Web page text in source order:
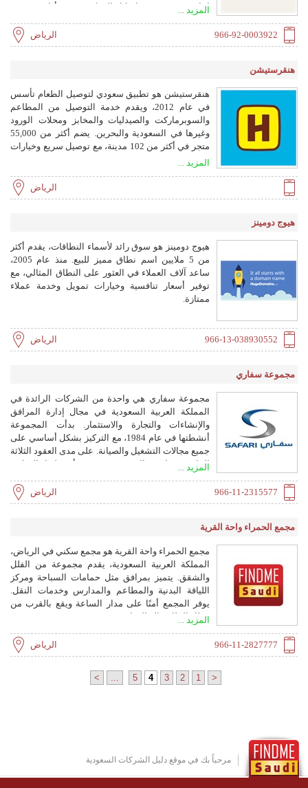
إعادة تعريف تجربة امتلاك المركبة — من أول يوم حتى
المزيد ...
966-92-0003922 الرياض
هنقرستيشن
هنقرستيشن هو تطبيق سعودي لتوصيل الطعام تأسس
في عام 2012، ويقدم خدمة التوصيل من المطاعم
والسوبرماركت والصيدليات والمخابز ومحلات الورود
وغيرها في السعودية والبحرين. يضم أكثر من 55,000
متجر في أكثر من 102 مدينة، مع توصيل سريع وخيارات
دفع متعددة.
المزيد ...
الرياض
هيوج دومينز
هيوج دومينز هو سوق رائد لأسماء النطاقات، يقدم أكثر
من 5 ملايين اسم نطاق مميز للبيع. منذ عام 2005،
ساعد آلاف العملاء في العثور على النطاق المثالي، مع
توفير أسعار تنافسية وخيارات تمويل وخدمة عملاء
ممتازة.
966-13-038930552 الرياض
مجموعة سفاري
مجموعة سفاري هي واحدة من الشركات الرائدة في
المملكة العربية السعودية في مجال إدارة المرافق
والإنشاءات والتجارة والاستثمار. بدأت المجموعة
أنشطتها في عام 1984، مع التركيز بشكل أساسي على
جميع مجالات التشغيل والصيانة. على مدى العقود الثلاثة
الماضية، قامت المجموعة بتنويع أنشطتها التجارية
السيارات، والاتصالات، والفنادق، والمطاعم، والملابس
والأزياء، وخدمات السفر والسياحة، ومرافق الرعاية
المزيد ...
966-11-2315577 الرياض
مجمع الحمراء واحة القرية
مجمع الحمراء واحة القرية هو مجمع سكني في الرياض،
المملكة العربية السعودية، يقدم مجموعة من الفلل
والشقق. يتميز بمرافق مثل حمامات السباحة ومركز
اللياقة البدنية والمطاعم والمدارس وخدمات النقل.
يوفر المجمع أمنًا على مدار الساعة ويقع بالقرب من
مطار الملك خالد الدولي.
المزيد ...
966-11-2827777 الرياض
<
1
2
3
4
5
>
مرحباً بك في موقع دليل الشركات السعودية